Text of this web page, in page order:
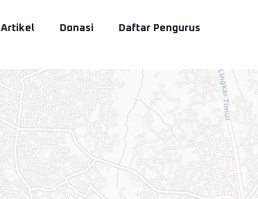
Artikel Donasi Daftar Pengurus